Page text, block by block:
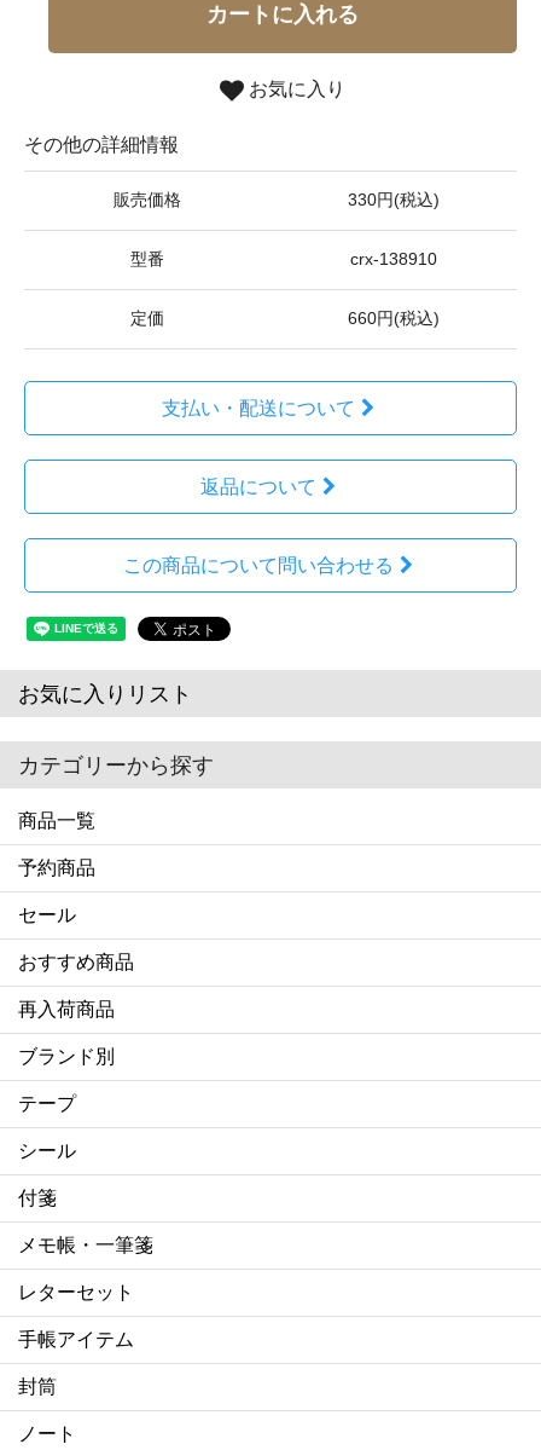
カートに入れる
お気に入り
その他の詳細情報
販売価格 330円(税込)
型番 crx-138910
定価 660円(税込)
支払い・配送について
返品について
この商品について問い合わせる
お気に入りリスト
カテゴリーから探す
商品一覧
予約商品
セール
おすすめ商品
再入荷商品
ブランド別
テープ
シール
付箋
メモ帳・一筆箋
レターセット
手帳アイテム
封筒
ノート